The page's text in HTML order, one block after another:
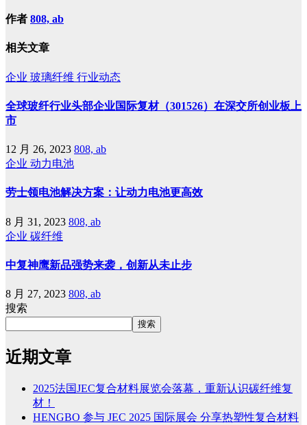
作者 808, ab
相关文章
企业 玻璃纤维 行业动态
全球玻纤行业头部企业国际复材（301526）在深交所创业板上
市
12 月 26, 2023 808, ab
企业 动力电池
劳士领电池解决方案：让动力电池更高效
8 月 31, 2023 808, ab
企业 碳纤维
中复神鹰新品强势来袭，创新从未止步
8 月 27, 2023 808, ab
搜索
搜索
近期文章
2025法国JEC复合材料展览会落幕，重新认识碳纤维复
材！
HENGBO 参与 JEC 2025 国际展会 分享热塑性复合材料